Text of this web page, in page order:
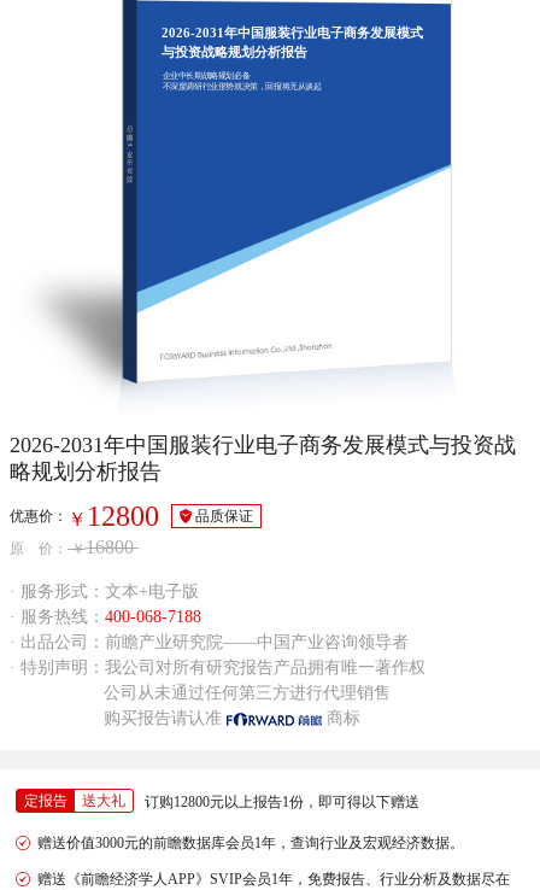
2026-2031年中国服装行业电子商务发展模式
与投资战略规划分析报告
企业中长期战略规划必备
不深度调研行业形势就决策，回报将无从谈起
2026-2031年中国服装行业电子商务发展模式与投资战
略规划分析报告
优惠价： ￥ 12800
品质保证
原 价： ￥16800
· 服务形式：文本+电子版
· 服务热线： 400-068-7188
· 出品公司：前瞻产业研究院——中国产业咨询领导者
· 特别声明：我公司对所有研究报告产品拥有唯一著作权
公司从未通过任何第三方进行代理销售
购买报告请认准
商标
定报告 送大礼 订购12800元以上报告1份，即可得以下赠送
赠送价值3000元的前瞻数据库会员1年，查询行业及宏观经济数据。
赠送《前瞻经济学人APP》SVIP会员1年，免费报告、行业分析及数据尽在